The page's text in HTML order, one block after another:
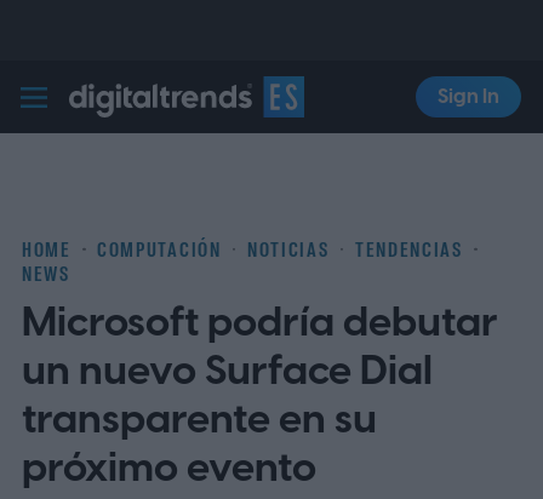
Digital Trends Español
Sign In
HOME COMPUTACIÓN NOTICIAS
TENDENCIAS
NEWS
Microsoft podría debutar
un nuevo Surface Dial
transparente en su
próximo evento